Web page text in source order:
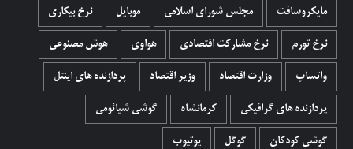
مایکروسافت مجلس شورای اسلامی موبایل نرخ بیکاری
نرخ تورم نرخ مشارکت اقتصادی هواوی هوش مصنوعی
واتساپ وزارت اقتصاد وزیر اقتصاد پردازنده های اینتل
پردازنده های گرافیکی کرمانشاه گوشی شیائومی
گوشی کودکان گوگل یوتیوب